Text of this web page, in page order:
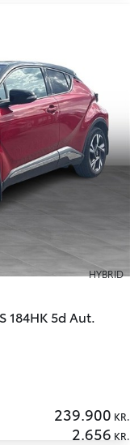
HYBRID
184HK 5d Aut.
239.900 KR.
2.656 KR.